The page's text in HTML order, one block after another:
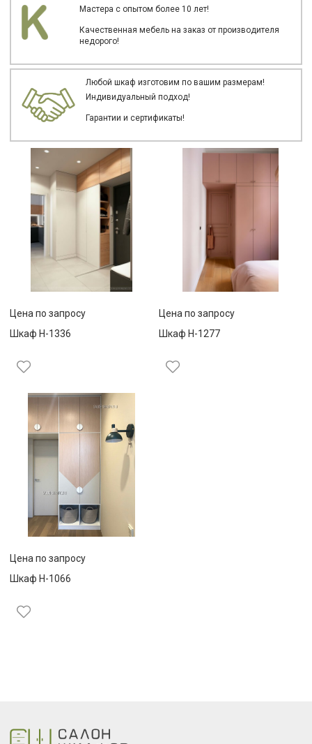
Мастера с опытом более 10 лет!
Качественная мебель на заказ от производителя
недорого!
Любой шкаф изготовим по вашим размерам!
Индивидуальный подход!
Гарантии и сертификаты!
Цена по запросу
Шкаф Н-1336
Цена по запросу
Шкаф Н-1277
Цена по запросу
Шкаф Н-1066